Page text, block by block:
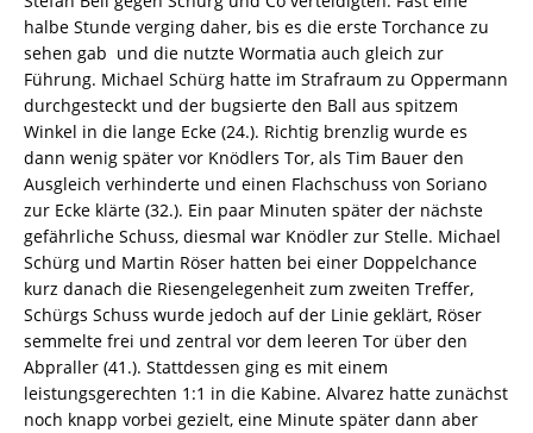
halbe Stunde verging daher, bis es die erste Torchance zu
sehen gab  und die nutzte Wormatia auch gleich zur
Führung. Michael Schürg hatte im Strafraum zu Oppermann
durchgesteckt und der bugsierte den Ball aus spitzem
Winkel in die lange Ecke (24.). Richtig brenzlig wurde es
dann wenig später vor Knödlers Tor, als Tim Bauer den
Ausgleich verhinderte und einen Flachschuss von Soriano
zur Ecke klärte (32.). Ein paar Minuten später der nächste
gefährliche Schuss, diesmal war Knödler zur Stelle. Michael
Schürg und Martin Röser hatten bei einer Doppelchance
kurz danach die Riesengelegenheit zum zweiten Treffer,
Schürgs Schuss wurde jedoch auf der Linie geklärt, Röser
semmelte frei und zentral vor dem leeren Tor über den
Abpraller (41.). Stattdessen ging es mit einem
leistungsgerechten 1:1 in die Kabine. Alvarez hatte zunächst
noch knapp vorbei gezielt, eine Minute später dann aber